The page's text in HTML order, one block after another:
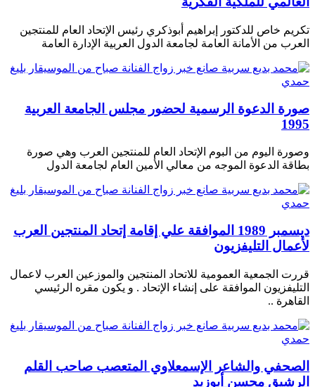
تكريم خاص للدكتور إبراهيم أبوذكري رئيس الإتحاد العام للمنتجين
العرب من الأمانة العامة لجامعة الدول العربية الإدارة العامة
صورة الدعوة الرسمية لحضور مجلس الجامعة العربية
1995
وصورة اليوم من البوم الإتحاد العام للمنتجين العرب وهي صورة
بطاقة الدعوة الموجه من معالي الأمين العام لجامعة الدول
ديسمبر 1989 الموافقة علي إقامة إتحاد المنتجين العرب
لأعمال التليفزيون
قررت الجمعية العمومية للاتحاد المنتجين والموزعين العرب لاعمال
التليفزيون الموافقة على إنشاء الإتحاد . و يكون مقره الرئيسي
القاهرة ..
الصحفي والشاعر الإسمعلاوي المتعصب صاحب القلم
الرشيق محسن أبوزيد